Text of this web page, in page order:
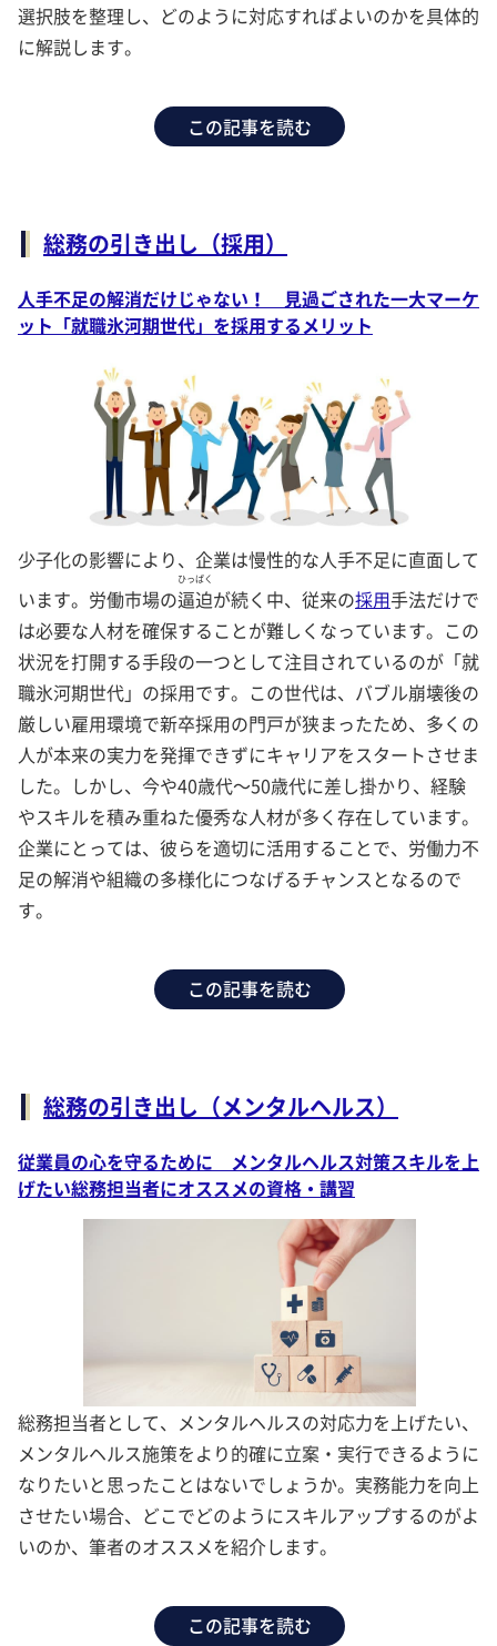
選択肢を整理し、どのように対応すればよいのかを具体的
に解説します。
この記事を読む
総務の引き出し（採用）
人手不足の解消だけじゃない！ 見過ごされた一大マーケ
ット「就職氷河期世代」を採用するメリット
少子化の影響により、企業は慢性的な人手不足に直面して
います。労働市場の逼
ひっ
迫
ぱく
が続く中、従来の採用手法だけで
は必要な人材を確保することが難しくなっています。この
状況を打開する手段の一つとして注目されているのが「就
職氷河期世代」の採用です。この世代は、バブル崩壊後の
厳しい雇用環境で新卒採用の門戸が狭まったため、多くの
人が本来の実力を発揮できずにキャリアをスタートさせま
した。しかし、今や40歳代～50歳代に差し掛かり、経験
やスキルを積み重ねた優秀な人材が多く存在しています。
企業にとっては、彼らを適切に活用することで、労働力不
足の解消や組織の多様化につなげるチャンスとなるので
す。
この記事を読む
総務の引き出し（メンタルヘルス）
従業員の心を守るために メンタルヘルス対策スキルを上
げたい総務担当者にオススメの資格・講習
総務担当者として、メンタルヘルスの対応力を上げたい、
メンタルヘルス施策をより的確に立案・実行できるように
なりたいと思ったことはないでしょうか。実務能力を向上
させたい場合、どこでどのようにスキルアップするのがよ
いのか、筆者のオススメを紹介します。
この記事を読む